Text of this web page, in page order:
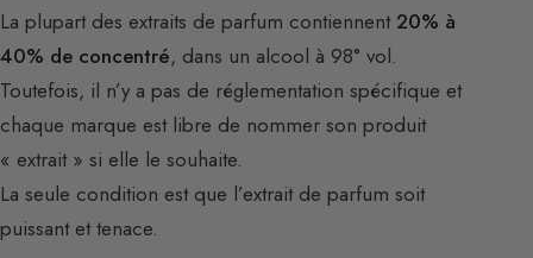
La plupart des extraits de parfum contiennent 20% à
40% de concentré, dans un alcool à 98° vol.
Toutefois, il n’y a pas de réglementation spécifique et
chaque marque est libre de nommer son produit
« extrait » si elle le souhaite.
La seule condition est que l’extrait de parfum soit
puissant et tenace.